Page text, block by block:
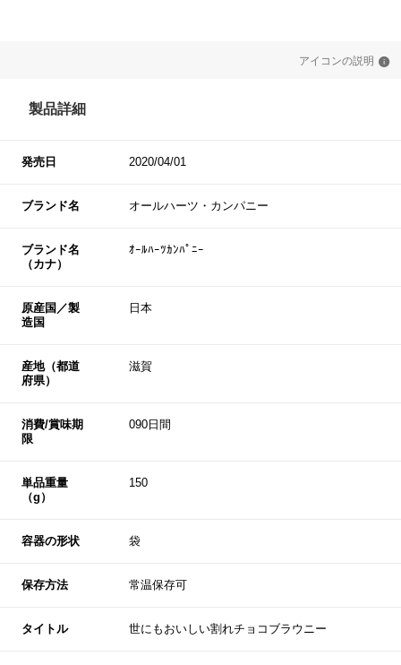
アイコンの説明
製品詳細
発売日 2020/04/01
ブランド名 オールハーツ・カンパニー
ブランド名
（カナ）
ｵｰﾙﾊｰﾂｶﾝﾊﾟﾆｰ
原産国／製
造国
日本
産地（都道
府県）
滋賀
消費/賞味期
限
090日間
単品重量
（g）
150
容器の形状 袋
保存方法 常温保存可
タイトル 世にもおいしい割れチョコブラウニー